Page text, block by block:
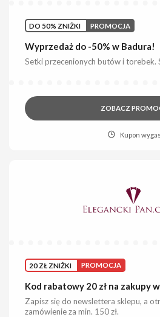
DO 50% ZNIŻKI PROMOCJA
Wyprzedaż do -50% w Badura!
Setki przecenionych butów i torebek.
ZOBACZ
Kupon
20 ZŁ ZNIŻKI PROMOCJA
Kod rabatowy 20 zł na zakupy
Zapisz się do newslettera sklepu, a
zamówienie za min. 150 zł.